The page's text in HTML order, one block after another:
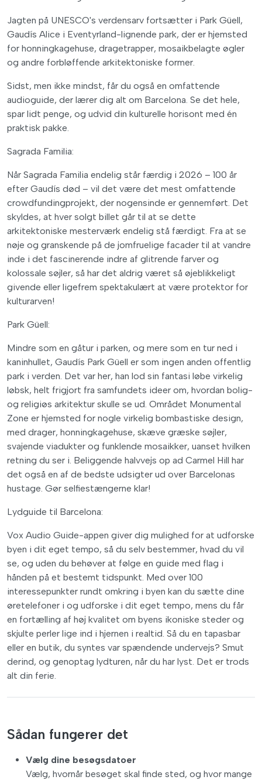
Jagten på UNESCO's verdensarv fortsætter i Park Güell,
Gaudís Alice i Eventyrland-lignende park, der er hjemsted
for honningkagehuse, dragetrapper, mosaikbelagte øgler
og andre forbløffende arkitektoniske former.
Sidst, men ikke mindst, får du også en omfattende
audioguide, der lærer dig alt om Barcelona. Se det hele,
spar lidt penge, og udvid din kulturelle horisont med én
praktisk pakke.
Sagrada Familia:
Når Sagrada Familia endelig står færdig i 2026 – 100 år
efter Gaudís død – vil det være det mest omfattende
crowdfundingprojekt, der nogensinde er gennemført. Det
skyldes, at hver solgt billet går til at se dette
arkitektoniske mesterværk endelig stå færdigt. Fra at se
nøje og granskende på de jomfruelige facader til at vandre
inde i det fascinerende indre af glitrende farver og
kolossale søjler, så har det aldrig været så øjeblikkeligt
givende eller ligefrem spektakulært at være protektor for
kulturarven!
Park Güell:
Mindre som en gåtur i parken, og mere som en tur ned i
kaninhullet, Gaudís Park Güell er som ingen anden offentlig
park i verden. Det var her, han lod sin fantasi løbe virkelig
løbsk, helt frigjort fra samfundets ideer om, hvordan bolig-
og religiøs arkitektur skulle se ud. Området Monumental
Zone er hjemsted for nogle virkelig bombastiske design,
med drager, honningkagehuse, skæve græske søjler,
svajende viadukter og funklende mosaikker, uanset hvilken
retning du ser i. Beliggende halvvejs op ad Carmel Hill har
det også en af de bedste udsigter ud over Barcelonas
hustage. Gør selfiestængerne klar!
Lydguide til Barcelona:
Vox Audio Guide-appen giver dig mulighed for at udforske
byen i dit eget tempo, så du selv bestemmer, hvad du vil
se, og uden du behøver at følge en guide med flag i
hånden på et bestemt tidspunkt. Med over 100
interessepunkter rundt omkring i byen kan du sætte dine
øretelefoner i og udforske i dit eget tempo, mens du får
en fortælling af høj kvalitet om byens ikoniske steder og
skjulte perler lige ind i hjernen i realtid. Så du en tapasbar
eller en butik, du syntes var spændende undervejs? Smut
derind, og genoptag lydturen, når du har lyst. Det er trods
alt din ferie.
Sådan fungerer det
Vælg dine besøgsdatoer
Vælg, hvornår besøget skal finde sted, og hvor mange